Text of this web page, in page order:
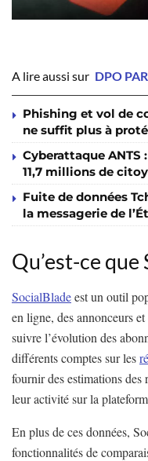
A lire aussi sur DPO
Phishing et vol de
ne suffit plus à
Cyberattaque ANTS
11,7 millions de
Fuite de données
la messagerie de
Qu’est-ce que
SocialBladeest un outil
en ligne, des annonceurs
suivre l’évolution des
différents comptes sur les
fournir des estimations des
leur activité sur la
En plus de ces données,
fonctionnalités de